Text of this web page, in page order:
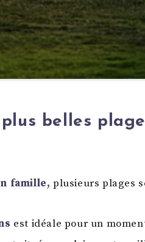
belles
famille, plusieurs plages
est idéale pour un